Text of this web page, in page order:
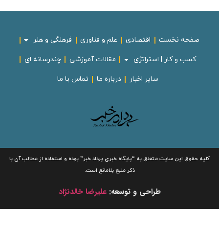
صفحه نخست اقتصادی علم و فناوری فرهنگی و هنر
کسب و کار | استراتژی مقالات آموزشی چندرسانه ای
سایر اخبار درباره ما تماس با ما
کلیه حقوق این سایت متعلق به“پایگاه خبریپرداد خبر”بوده و استفاده از مطالب آن با
ذکر منبع بلامانع است.
طراحی و توسعه:علیرضا خالدنژاد